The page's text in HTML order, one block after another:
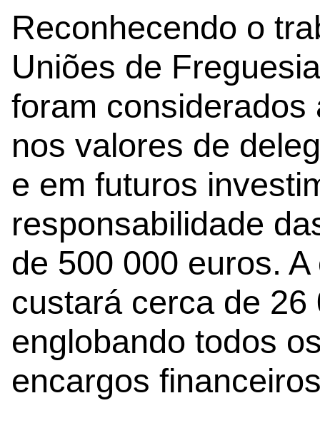
Reconhecendo o
Uniões de
foram
nos valores de
e em futuros
responsabilidade
de 500 000 euros.
custará cerca de 26
englobando todos
encargos